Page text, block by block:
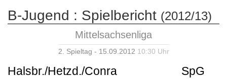
B-Jugend : Spielbericht (2012/13)
Mittelsachsenliga
2. Spieltag - 15.09.2012 10:30 Uhr
Halsbr./Hetzd./Conra
SpG